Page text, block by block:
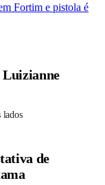
Fortim e pistola é
Luizianne
lados
de